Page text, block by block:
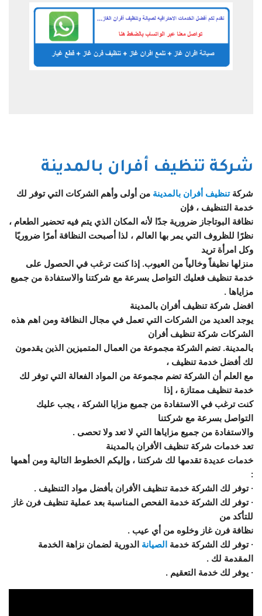
شركة تنظيف أفران بالمدينة
شركةتنظيف أفران بالمدينة من أولى وأهم الشركات التي توفر لك
خدمة التنظيف ، فإن
نظافة البوتاجاز ضرورية جدًا لأنه المكان الذي يتم فيه تحضير الطعام ،
نظرًا للظروف التي يمر بها العالم ، لذا أصبحت النظافة أمرًا ضروريًا
وكل امرأة تريد
منزلها نظيفاً وخالياً من العيوب. إذا كنت ترغب في الحصول على
خدمة تنظيف فعليك التواصل بسرعة مع شركتنا والاستفادة من جميع
مزاياها .
افضل شركة تنظيف أفران بالمدينة
يوجد العديد من الشركات التي تعمل في مجال النظافة ومن اهم هذه
الشركات شركة تنظيف أفران
بالمدينة. تضم الشركة مجموعة من العمال المتميزين الذين يقدمون
لك أفضل خدمة تنظيف ،
مع العلم أن الشركة تضم مجموعة من المواد الفعالة التي توفر لك
خدمة تنظيف ممتازة ، إذا
كنت ترغب في الاستفادة من جميع مزايا الشركة ، يجب عليك
التواصل بسرعة مع شركتنا
والاستفادة من جميع مزاياها التي لا تعد ولا تحصى .
تعد خدمات شركة تنظيف الأفران بالمدينة
خدمات عديدة تقدمها لك شركتنا ، وإليكم الخطوط التالية ومن أهمها
:
· توفر لك الشركة خدمة تنظيف الأفران بأفضل مواد التنظيف .
· توفر لك الشركة خدمة الفحص المناسبة بعد عملية تنظيف فرن غاز
للتأكد من
نظافة فرن غاز وخلوه من أي عيب .
· توفر لك الشركة خدمة الصيانة الدورية لضمان نزاهة الخدمة
المقدمة لك .
· يوفر لك خدمة التعقيم .